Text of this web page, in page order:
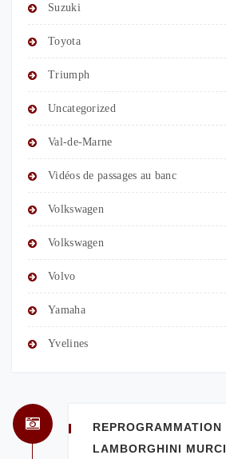
Suzuki
Toyota
Triumph
Uncategorized
Val-de-Marne
Vidéos de passages au banc
Volkswagen
Volkswagen
Volvo
Yamaha
Yvelines
REPROGRAMMATION
LAMBORGHINI